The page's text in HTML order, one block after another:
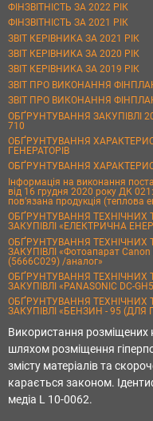
ФІНЗВІТНІСТЬ ЗА 2022 РІК
ФІНЗВІТНІСТЬ ЗА 2021 РІК
ЗВІТ КЕРІВНИКА ЗА 2021 РІК
ЗВІТ КЕРІВНИКА ЗА 2020 РІК
ЗВІТ КЕРІВНИКА ЗА 2019 РІК
ЗВІТ ПРО ВИКОНАННЯ
ЗВІТ ПРО ВИКОНАННЯ
ОБҐРУНТУВАННЯ ЗАКУПІВЛІ
710
ОБҐРУНТУВАННЯ
ГЕНЕРАТОРІВ
ОБҐРУНТУВАННЯ
Інформація на виконання
від 16 грудня 2020 року ДК
пов’язана продукція (теплова
ОБҐРУНТУВАННЯ ТЕХНІЧНИХ
ЗАКУПІВЛІ «ЕЛЕКТРИЧНА
ОБҐРУНТУВАННЯ ТЕХНІЧНИХ
ЗАКУПІВЛІ «Фотоапарат Canon
(5666C029) /аналог»
ОБҐРУНТУВАННЯ ТЕХНІЧНИХ
ЗАКУПІВЛІ «PANASONIC DC-
ОБҐРУНТУВАННЯ ТЕХНІЧНИХ
ЗАКУПІВЛІ «БЕНЗИН - 95 (ДЛЯ
Використання розміщених
шляхом розміщення
змісту матеріалів та
карається законом.
медіа L 10-0062.